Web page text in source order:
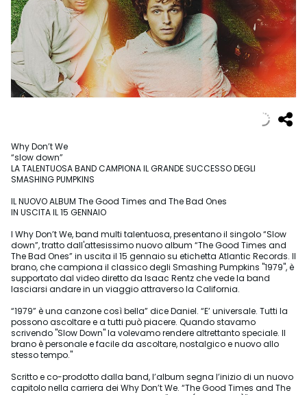
Why Don’t We
“slow down”
LA TALENTUOSA BAND CAMPIONA IL GRANDE SUCCESSO DEGLI
SMASHING PUMPKINS
IL NUOVO ALBUM The Good Times and The Bad Ones
IN USCITA IL 15 GENNAIO
I Why Don’t We, band multi talentuosa, presentano il singolo “Slow
down”, tratto dall'attesissimo nuovo album “The Good Times and
The Bad Ones” in uscita il 15 gennaio su etichetta Atlantic Records. Il
brano, che campiona il classico degli Smashing Pumpkins "1979", è
supportato dal video diretto da Isaac Rentz che vede la band
lasciarsi andare in un viaggio attraverso la California.
“1979” è una canzone così bella” dice Daniel. “E’ universale. Tutti la
possono ascoltare e a tutti può piacere. Quando stavamo
scrivendo "Slow Down" la volevamo rendere altrettanto speciale. Il
brano è personale e facile da ascoltare, nostalgico e nuovo allo
stesso tempo."
Scritto e co-prodotto dalla band, l’album segna l’inizio di un nuovo
capitolo nella carriera dei Why Don’t We. “The Good Times and The